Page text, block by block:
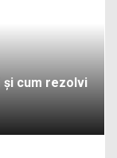
și cum rezolvi